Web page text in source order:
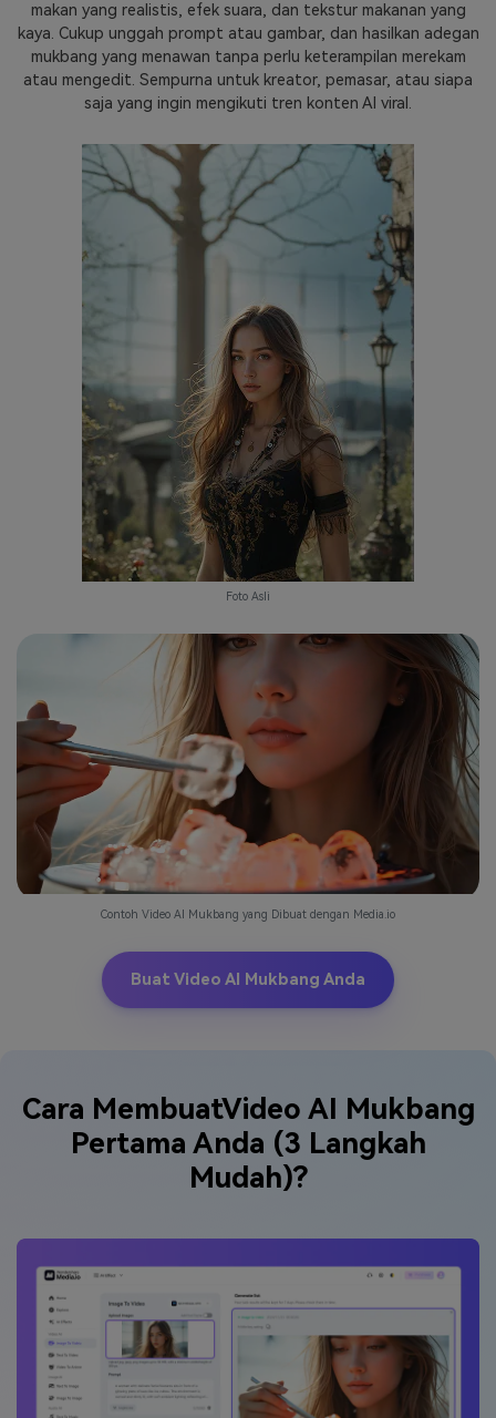
makan yang realistis, efek suara, dan tekstur makanan yang
kaya. Cukup unggah prompt atau gambar, dan hasilkan adegan
mukbang yang menawan tanpa perlu keterampilan merekam
atau mengedit. Sempurna untuk kreator, pemasar, atau siapa
saja yang ingin mengikuti tren konten AI viral.
Foto Asli
Contoh Video AI Mukbang yang Dibuat dengan Media.io
Buat Video AI Mukbang Anda
Cara MembuatVideo AI Mukbang
Pertama Anda (3 Langkah
Mudah)?